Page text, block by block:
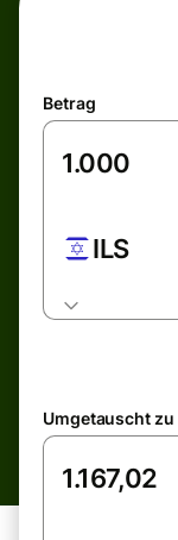
Betrag
ILS
Umgetauscht zu